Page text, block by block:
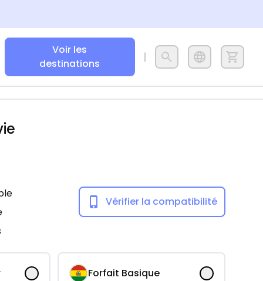
Voir les
destinations
Vérifier la compatibilité
Forfait Basique